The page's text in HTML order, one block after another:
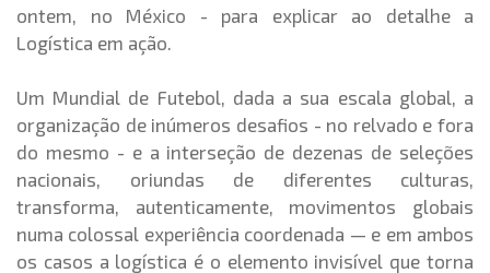
ontem, no México - para explicar ao detalhe a
Logística em ação.
Um Mundial de Futebol, dada a sua escala global, a
organização de inúmeros desafios - no relvado e fora
do mesmo - e a interseção de dezenas de seleções
nacionais, oriundas de diferentes culturas,
transforma, autenticamente, movimentos globais
numa colossal experiência coordenada — e em ambos
os casos a logística é o elemento invisível que torna